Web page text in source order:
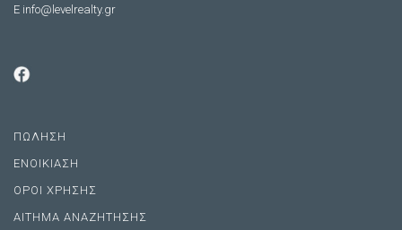
E info@levelrealty.gr
ΠΩΛΗΣΗ
ΕΝΟΙΚΙΑΣΗ
ΟΡΟΙ ΧΡΗΣΗΣ
ΑΙΤΗΜΑ ΑΝΑΖΗΤΗΣΗΣ